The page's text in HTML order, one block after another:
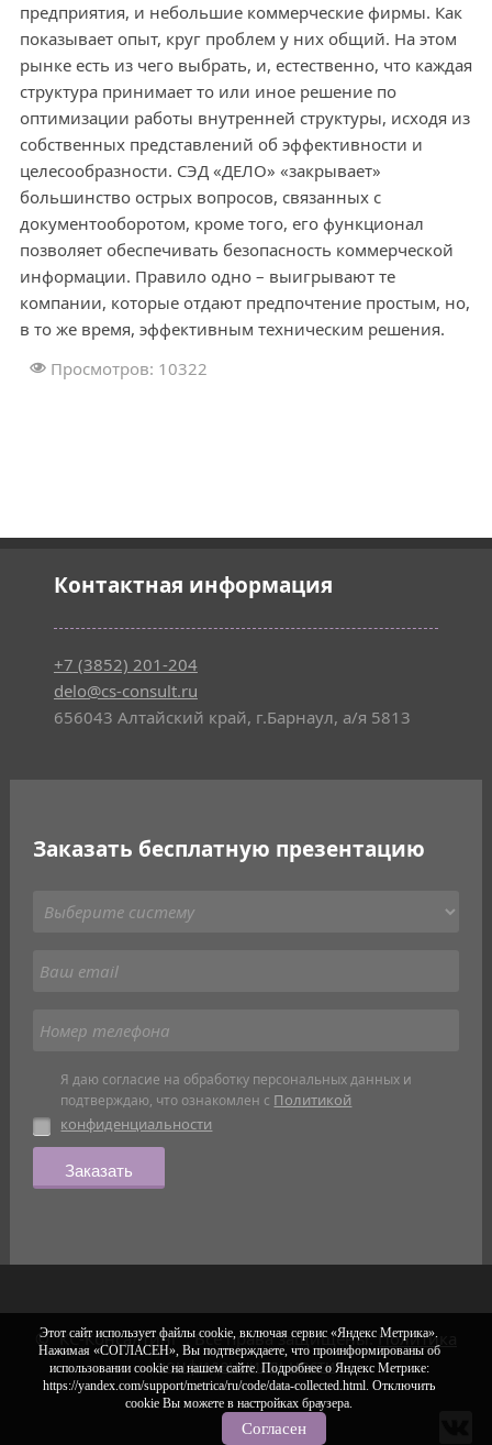
предприятия, и небольшие коммерческие фирмы. Как
показывает опыт, круг проблем у них общий. На этом
рынке есть из чего выбрать, и, естественно, что каждая
структура принимает то или иное решение по
оптимизации работы внутренней структуры, исходя из
собственных представлений об эффективности и
целесообразности. СЭД «ДЕЛО» «закрывает»
большинство острых вопросов, связанных с
документооборотом, кроме того, его функционал
позволяет обеспечивать безопасность коммерческой
информации. Правило одно – выигрывают те
компании, которые отдают предпочтение простым, но,
в то же время, эффективным техническим решения.
Просмотров: 10322
Контактная информация
+7 (3852) 201-204
delo@cs-consult.ru
656043 Алтайский край, г.Барнаул, а/я 5813
Заказать бесплатную презентацию
Я даю согласие на обработку персональных данных и
подтверждаю, что ознакомлен с Политикой
конфиденциальности
Заказать
© "КС-Консалтинг". Все права защищены.Политика
конфиденциальности
Этот сайт использует файлы cookie, включая сервис «Яндекс Метрика».
Нажимая «СОГЛАСЕН», Вы подтверждаете, что проинформированы об
использовании cookie на нашем сайте. Подробнее о Яндекс Метрике:
https://yandex.com/support/metrica/ru/code/data-collected.html. Отключить
cookie Вы можете в настройках браузера.
Согласен